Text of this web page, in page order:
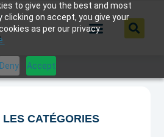
to give you the best and most
clicking on accept, you give your
as per our privacy
Deny Accept
LES CATÉGORIES